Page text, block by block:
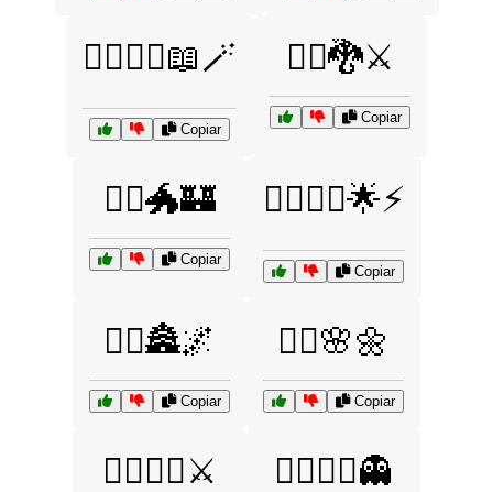
🧙‍♀️🧙‍♂️📖🪄
Copiar
🧙‍♂️🐉⚔️
Copiar
🧙‍♂️🐲🏰
Copiar
🧙‍♂️🧝‍♀️🌟⚡
Copiar
🧚‍♀️🏯🌌
Copiar
🧚‍♂️🌸🌼
Copiar
🧝‍♂️🧙‍♀️⚔️ 🧟‍♀️🧛‍♂️👻